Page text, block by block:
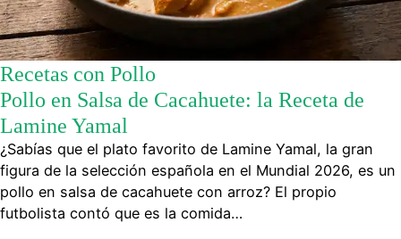
Recetas con Pollo
Pollo en Salsa de Cacahuete: la Receta de
Lamine Yamal
¿Sabías que el plato favorito de Lamine Yamal, la gran
figura de la selección española en el Mundial 2026, es un
pollo en salsa de cacahuete con arroz? El propio
futbolista contó que es la comida…